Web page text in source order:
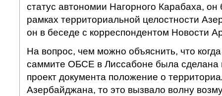
статус автономии Нагорного Карабаха, он
рамках территориальной целостности
он в беседе с корреспондентом Новости
На вопрос, чем можно объяснить, что
саммите ОБСЕ в Лиссабоне была сделана
проект документа положение о
Азербайджана, то это вызвало волну